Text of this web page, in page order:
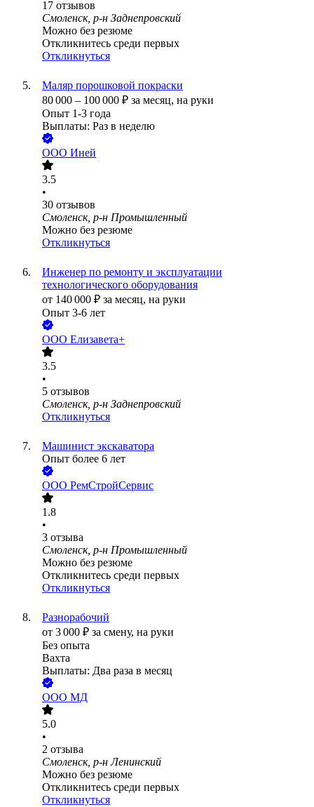
17 отзывов
Смоленск, р-н Заднепровский
Можно без резюме
Откликнитесь среди первых
Откликнуться
Маляр порошковой покраски
80 000 – 100 000 ₽ за месяц, на руки
Опыт 1-3 года
Выплаты: Раз в неделю
ООО Иней
3.5
•
30 отзывов
Смоленск, р-н Промышленный
Можно без резюме
Откликнуться
Инженер по ремонту и эксплуатации
технологического оборудования
от 140 000 ₽ за месяц, на руки
Опыт 3-6 лет
ООО Елизавета+
3.5
•
5 отзывов
Смоленск, р-н Заднепровский
Откликнуться
Машинист экскаватора
Опыт более 6 лет
ООО РемСтройСервис
1.8
•
3 отзыва
Смоленск, р-н Промышленный
Можно без резюме
Откликнитесь среди первых
Откликнуться
Разнорабочий
от 3 000 ₽ за смену, на руки
Без опыта
Вахта
Выплаты: Два раза в месяц
ООО МД
5.0
•
2 отзыва
Смоленск, р-н Ленинский
Можно без резюме
Откликнитесь среди первых
Откликнуться